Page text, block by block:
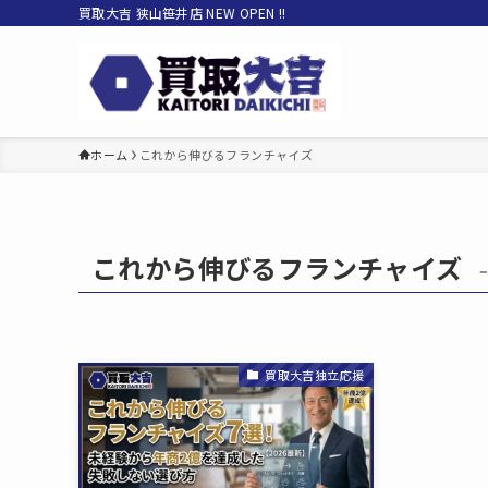
買取大吉 狭山笹井店 NEW OPEN !!
ホーム これから伸びるフランチャイズ
これから伸びるフランチャイズ
買取大吉独立応援